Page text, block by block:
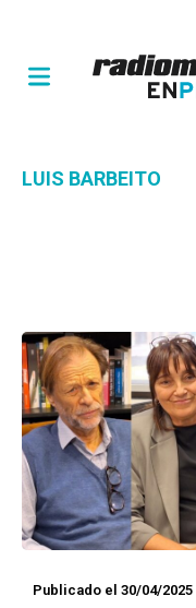
LUIS BARBEITO
Publicado el 30/04/2025